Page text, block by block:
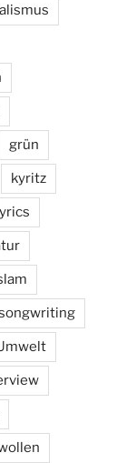
grün
kyritz